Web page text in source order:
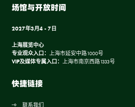
场馆与开放时间
2027年3月4 - 7日
上海展览中心
专业观众入口： 上海市延安中路1000号
VIP及媒体专属入口： 上海市南京西路1333号
快捷链接
联系我们